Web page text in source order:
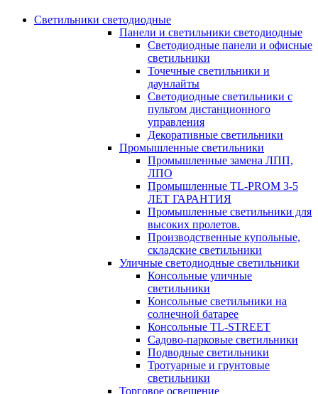
Светильники светодиодные
Панели и светильники светодиодные
Светодиодные панели и офисные
светильники
Точечные светильники и
даунлайты
Светодиодные светильники с
пультом дистанционного
управления
Декоративные светильники
Промышленные светильники
Промышленные замена ЛПП,
ЛПО
Промышленные TL-PROM 3-5
ЛЕТ ГАРАНТИЯ
Промышленные светильники для
высоких пролетов.
Производственные купольные,
складские светильники
Уличные светодиодные светильники
Консольные уличные
светильники
Консольные светильники на
солнечной батарее
Консольные TL-STREET
Садово-парковые светильники
Подводные светильники
Тротуарные и грунтовые
светильники
Торговое освещение